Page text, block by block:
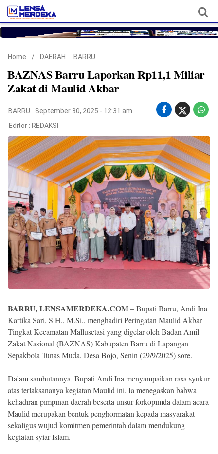
©
Copyright
2026
Lensa
Merdeka
Home / DAERAH BARRU
BAZNAS Barru Laporkan Rp11,1 Miliar
Zakat di Maulid Akbar
BARRU
September 30, 2025 - 12:31 am
Editor : REDAKSI
BARRU, LENSAMERDEKA.COM– Bupati Barru, Andi Ina
Kartika Sari, S.H., M.Si., menghadiri Peringatan Maulid Akbar
Tingkat Kecamatan Mallusetasi yang digelar oleh Badan Amil
Zakat Nasional (BAZNAS) Kabupaten Barru di Lapangan
Sepakbola Tunas Muda, Desa Bojo, Senin (29/9/2025) sore.
Dalam sambutannya, Bupati Andi Ina menyampaikan rasa syukur
atas terlaksananya kegiatan Maulid ini. Ia menegaskan bahwa
kehadiran pimpinan daerah beserta unsur forkopimda dalam acara
Maulid merupakan bentuk penghormatan kepada masyarakat
sekaligus wujud komitmen pemerintah dalam mendukung
kegiatan syiar Islam.